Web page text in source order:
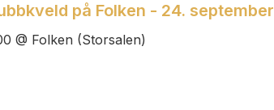
på Folken - 24. september
@ Folken (Storsalen)